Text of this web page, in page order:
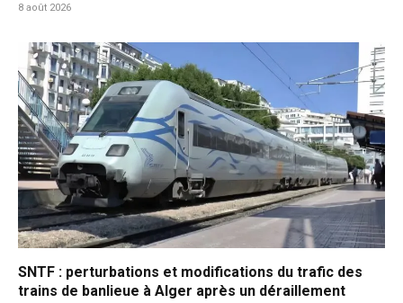
8 août 2026
SNTF : perturbations et modifications du trafic des
trains de banlieue à Alger après un déraillement